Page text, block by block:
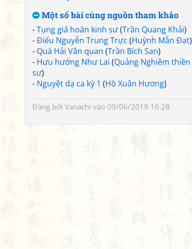
Một số bài cùng nguồn tham khảo
-Tụng giá hoàn kinh sư(Trần Quang Khải)
-Điếu Nguyễn Trung Trực (Huỳnh Mẫn Đạt)
- Quá Hải Vân quan (Trần Bích San)
- Hưu hướng Như Lai (Quảng Nghiêm thiền
sư)
- Nguyệt dạ ca kỳ 1 (Hồ Xuân Hương)
Đăng bởi Vanachi vào 09/06/2019 16:28